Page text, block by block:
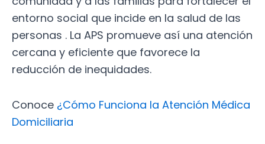
entorno social que incide en la salud de las
personas . La APS promueve así una atención
cercana y eficiente que favorece la
reducción de inequidades.
Conoce ¿Cómo Funciona la Atención Médica
Domiciliaria